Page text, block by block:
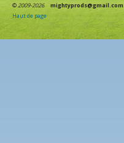
©2009-2026
mightyprods@gmail.com
Haut de page